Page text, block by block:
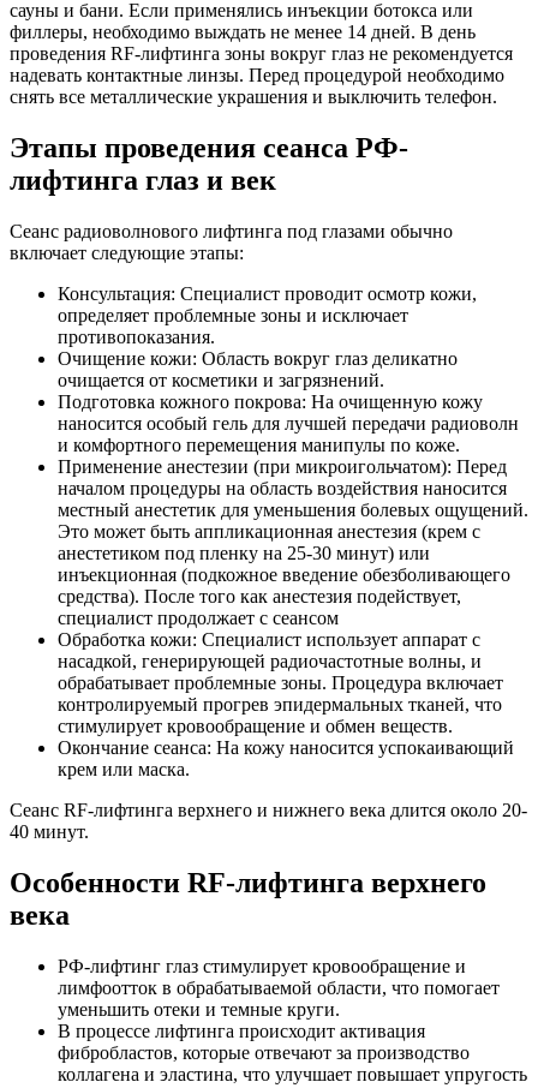
сауны и бани. Если применялись инъекции ботокса или
филлеры, необходимо выждать не менее 14 дней. В день
проведения RF-лифтинга зоны вокруг глаз не рекомендуется
надевать контактные линзы. Перед процедурой необходимо
снять все металлические украшения и выключить телефон.
Этапы проведения сеанса РФ-
лифтинга глаз и век
Сеанс радиоволнового лифтинга под глазами обычно
включает следующие этапы:
Консультация: Специалист проводит осмотр кожи,
определяет проблемные зоны и исключает
противопоказания.
Очищение кожи: Область вокруг глаз деликатно
очищается от косметики и загрязнений.
Подготовка кожного покрова: На очищенную кожу
наносится особый гель для лучшей передачи радиоволн
и комфортного перемещения манипулы по коже.
Применение анестезии (при микроигольчатом): Перед
началом процедуры на область воздействия наносится
местный анестетик для уменьшения болевых ощущений.
Это может быть аппликационная анестезия (крем с
анестетиком под пленку на 25-30 минут) или
инъекционная (подкожное введение обезболивающего
средства). После того как анестезия подействует,
специалист продолжает с сеансом
Обработка кожи: Специалист использует аппарат с
насадкой, генерирующей радиочастотные волны, и
обрабатывает проблемные зоны. Процедура включает
контролируемый прогрев эпидермальных тканей, что
стимулирует кровообращение и обмен веществ.
Окончание сеанса: На кожу наносится успокаивающий
крем или маска.
Сеанс RF-лифтинга верхнего и нижнего века длится около 20-
40 минут.
Особенности RF-лифтинга верхнего
века
РФ-лифтинг глаз стимулирует кровообращение и
лимфоотток в обрабатываемой области, что помогает
уменьшить отеки и темные круги.
В процессе лифтинга происходит активация
фибробластов, которые отвечают за производство
коллагена и эластина, что улучшает повышает упругость